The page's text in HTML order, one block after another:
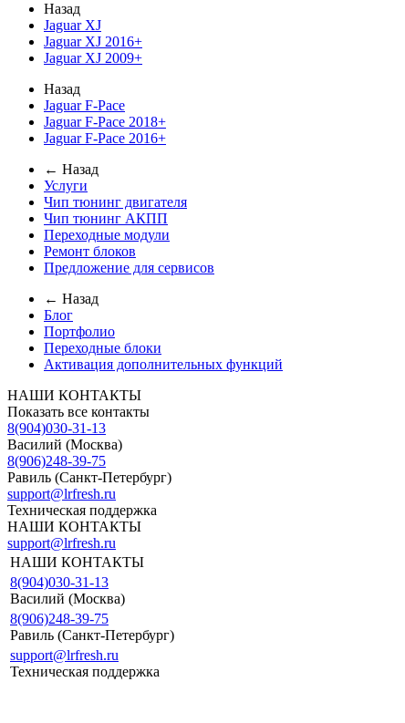
Назад
Jaguar XJ
Jaguar XJ 2016+
Jaguar XJ 2009+
Назад
Jaguar F-Pace
Jaguar F-Pace 2018+
Jaguar F-Pace 2016+
← Назад
Услуги
Чип тюнинг двигателя
Чип тюнинг АКПП
Переходные модули
Ремонт блоков
Предложение для сервисов
← Назад
Блог
Портфолио
Переходные блоки
Активация дополнительных функций
НАШИ КОНТАКТЫ
Показать все контакты
8(904)030-31-13
Василий (Москва)
8(906)248-39-75
Равиль (Санкт-Петербург)
support@lrfresh.ru
Техническая поддержка
НАШИ КОНТАКТЫ
support@lrfresh.ru
НАШИ КОНТАКТЫ
8(904)030-31-13
Василий (Москва)
8(906)248-39-75
Равиль (Санкт-Петербург)
support@lrfresh.ru
Техническая поддержка